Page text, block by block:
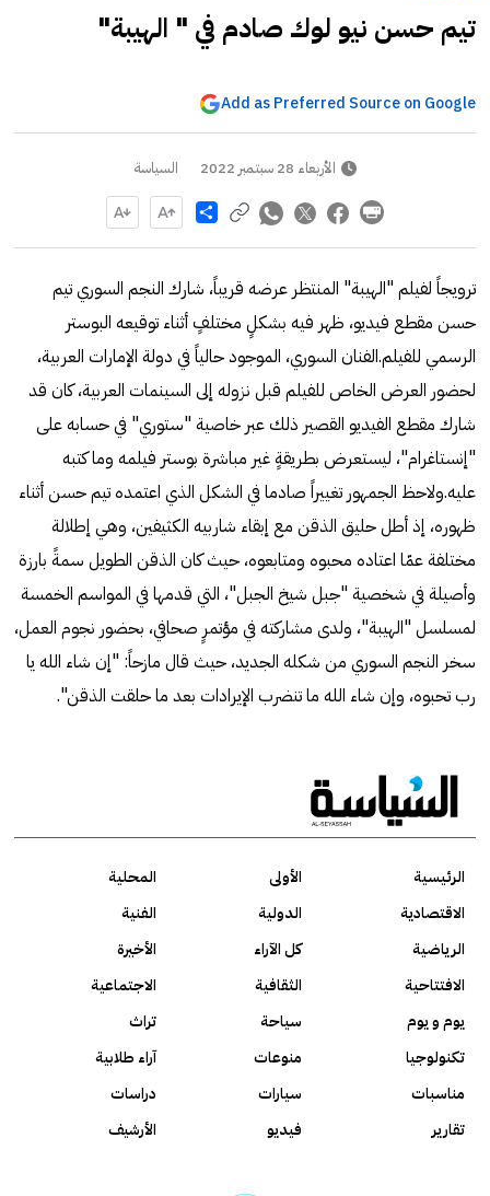
تيم حسن نيو لوك صادم في " الهيبة"
Add as Preferred Source on Google
الأربعاء 28 سبتمبر 2022 السياسة
Share
ترويجاً لفيلم "الهيبة" المنتظر عرضه قريباً، شارك النجم السوري تيم
حسن مقطع فيديو، ظهر فيه بشكلٍ مختلفٍ أثناء توقيعه البوستر
الرسمي للفيلم.الفنان السوري، الموجود حالياً في دولة الإمارات العربية،
لحضور العرض الخاص للفيلم قبل نزوله إلى السينمات العربية، كان قد
شارك مقطع الفيديو القصير ذلك عبر خاصية "ستوري" في حسابه على
"إنستاغرام"، ليستعرض بطريقةٍ غير مباشرة بوستر فيلمه وما كتبه
عليه.ولاحظ الجمهور تغييراً صادما في الشكل الذي اعتمده تيم حسن أثناء
ظهوره، إذ أطل حليق الذقن مع إبقاء شاربيه الكثيفين، وهي إطلالة
مختلفة عمّا اعتاده محبوه ومتابعوه، حيث كان الذقن الطويل سمةً بارزة
وأصيلة في شخصية "جبل شيخ الجبل"، التي قدمها في المواسم الخمسة
لمسلسل "الهيبة"، ولدى مشاركته في مؤتمرٍ صحافي، بحضور نجوم العمل،
سخر النجم السوري من شكله الجديد، حيث قال مازحاً: "إن شاء الله يا
رب تحبوه، وإن شاء الله ما تنضرب الإيرادات بعد ما حلقت الذقن".
الرئيسية الأولى
المحلية
الاقتصادية
الدولية
الفنية
الرياضية
كل الآراء
الأخيرة
الافتتاحية
الثقافية
الاجتماعية
يوم و يوم
سياحة
تراث
تكنولوجيا
منوعات
آراء طلابية
مناسبات
سيارات
دراسات
تقارير
فيديو الأرشيف